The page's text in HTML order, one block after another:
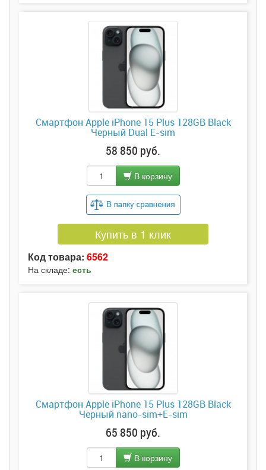
Смартфон Apple iPhone 15 Plus 128GB Black
Черный Dual E-sim
58 850 руб.
В корзину
Купить в 1 клик
Код товара: 6562
На складе: есть
Смартфон Apple iPhone 15 Plus 128GB Black
Черный nano-sim+E-sim
65 850 руб.
В корзину